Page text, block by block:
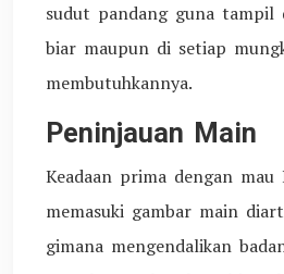
sudut pandang guna tampil
biar maupun di setiap
membutuhkannya.
Peninjauan Main
Keadaan prima dengan mau
memasuki gambar main
gimana mengendalikan